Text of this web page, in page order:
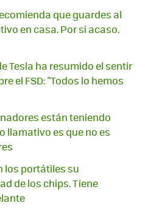
que guardes al
en casa. Por si acaso.
Tesla ha resumido el sentir
el FSD: "Todos lo hemos
están teniendo
llamativo es que no es
los portátiles su
de los chips. Tiene